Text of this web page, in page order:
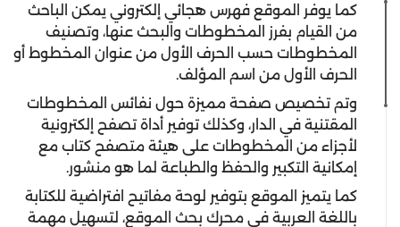
كما يوفر الموقع فهرس هجائي إلكتروني يمكن الباحث
من القيام بفرز المخطوطات والبحث عنها، وتصنيف
المخطوطات حسب الحرف الأول من عنوان المخطوط أو
الحرف الأول من اسم المؤلف.
وتم تخصيص صفحة مميزة حول نفائس المخطوطات
المقتنية في الدار، وكذلك توفير أداة تصفح إلكترونية
لأجزاء من المخطوطات على هيئة متصفح كتاب مع
إمكانية التكبير والحفظ والطباعة لما هو منشور.
كما يتميز الموقع بتوفير لوحة مفاتيح افتراضية للكتابة
باللغة العربية في محرك بحث الموقع، لتسهيل مهمة